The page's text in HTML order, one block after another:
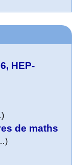
HEP-
de maths